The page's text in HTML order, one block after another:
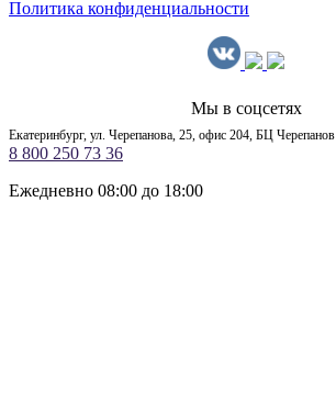
Политика конфиденциальности
Мы в соцсетях
Екатеринбург, ул. Черепанова, 25, офис 204, БЦ Черепанов
8 800 250 73 36
Ежедневно 08:00 до 18:00